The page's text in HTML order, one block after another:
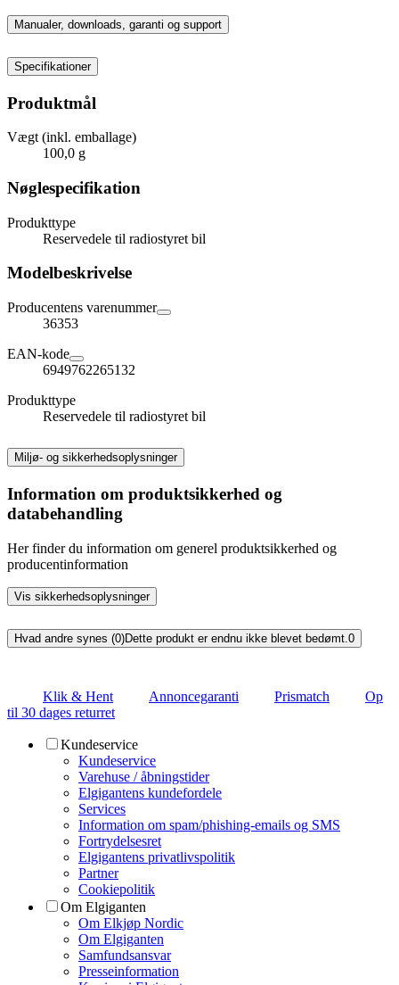
Manualer, downloads, garanti og support
Specifikationer
Produktmål
Vægt (inkl. emballage)
100,0 g
Nøglespecifikation
Produkttype
Reservedele til radiostyret bil
Modelbeskrivelse
Producentens varenummer
36353
EAN-kode
6949762265132
Produkttype
Reservedele til radiostyret bil
Miljø- og sikkerhedsoplysninger
Information om produktsikkerhed og
databehandling
Her finder du information om generel produktsikkerhed og
producentinformation
Vis sikkerhedsoplysninger
Hvad andre synes (0)Dette produkt er endnu ikke blevet bedømt. 0
Klik & Hent Annoncegaranti Prismatch
Op
til 30 dages returret
Kundeservice
Kundeservice
Varehuse / åbningstider
Elgigantens kundefordele
Services
Information om spam/phishing-emails og SMS
Fortrydelsesret
Elgigantens privatlivspolitik
Partner
Cookiepolitik
Om Elgiganten
Om Elkjøp Nordic
Om Elgiganten
Samfundsansvar
Presseinformation